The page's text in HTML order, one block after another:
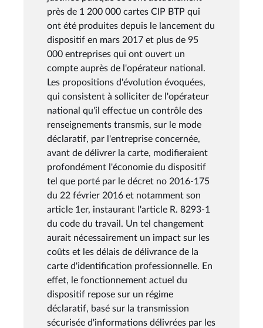
près de 1 200 000 cartes CIP BTP qui
ont été produites depuis le lancement du
dispositif en mars 2017 et plus de 95
000 entreprises qui ont ouvert un
compte auprès de l'opérateur national.
Les propositions d'évolution évoquées,
qui consistent à solliciter de l'opérateur
national qu'il effectue un contrôle des
renseignements transmis, sur le mode
déclaratif, par l'entreprise concernée,
avant de délivrer la carte, modifieraient
profondément l'économie du dispositif
tel que porté par le décret no 2016-175
du 22 février 2016 et notamment son
article 1er, instaurant l'article R. 8293-1
du code du travail. Un tel changement
aurait nécessairement un impact sur les
coûts et les délais de délivrance de la
carte d'identification professionnelle. En
effet, le fonctionnement actuel du
dispositif repose sur un régime
déclaratif, basé sur la transmission
sécurisée d'informations délivrées par les